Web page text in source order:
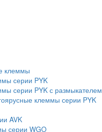
клеммы
серии PYK
серии PYK с размыкателем
клеммы серии PYK
AVK
серии WGO